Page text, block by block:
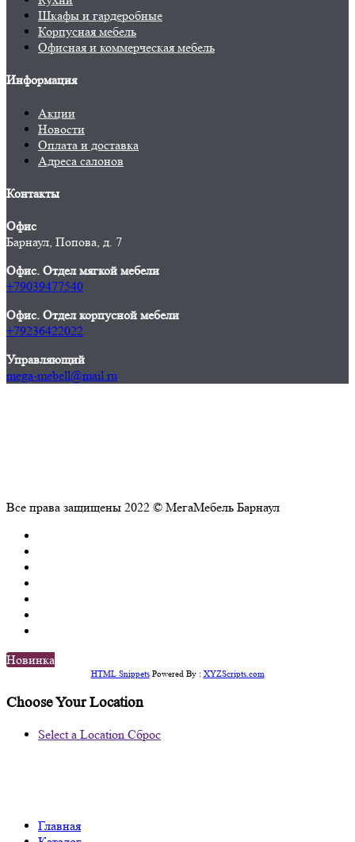
Шкафы и гардеробные
Корпусная мебель
Офисная и коммерческая мебель
Информация
Акции
Новости
Оплата и доставка
Адреса салонов
Контакты
Офис
Барнаул, Попова, д. 7
Офис. Отдел мягкой мебели
+79039477540
Офис. Отдел корпусной мебели
+79236422022
Управляющий
mega-mebell@mail.ru
Все права защищены 2022 © МегаМебель Барнаул
Новинка
HTML SnippetsPowered By : XYZScripts.com
Choose Your Location
Select a Location Сброс
Главная